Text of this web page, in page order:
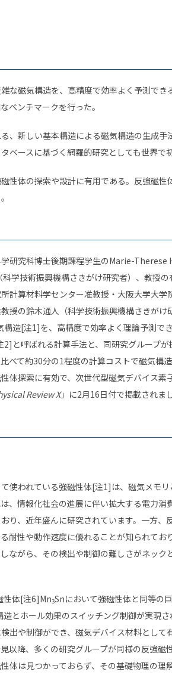
な磁気構造を、高精度で効率よく予測でき
ベンチマークを行った。
、新しい基本構造による磁気構造の生成手
ベースに基づく網羅的研究としても世界で
性体の探索や設計に有用である。反強磁性
研究科博士後期課程学生のMarie-Therese
学技術振興機構さきがけ研究者）、教授
計算材料学センター准教授・大阪大学大
授の鈴木通人（科学技術振興機構さきが
構造[注1]を、高精度で効率よく理論予測で
2] と呼ばれる計算手法と、同研究グループ
べて約30分の1程度の計算コストで磁気構
体探索に有効で、次世代型磁気デバイス
Review X」に2月16日付で掲載されま
使われている強磁性体[注1] は、磁気メモ
、情報化社会の進展に伴い拡大する電力
り、近年盛んに研究されています。一方、
耐性や動作速度に優れることが知られてお
ながら、その検出や制御の難しさがネック
性体[注6]Mn3Snにおいて強磁性体と同等の
とホール効果のスイッチング制御が実現
出や制御ができ、磁気デバイス材料とし
以降、多くの研究グループが同様の反強
体は見つかっておらず、その基礎物理の理